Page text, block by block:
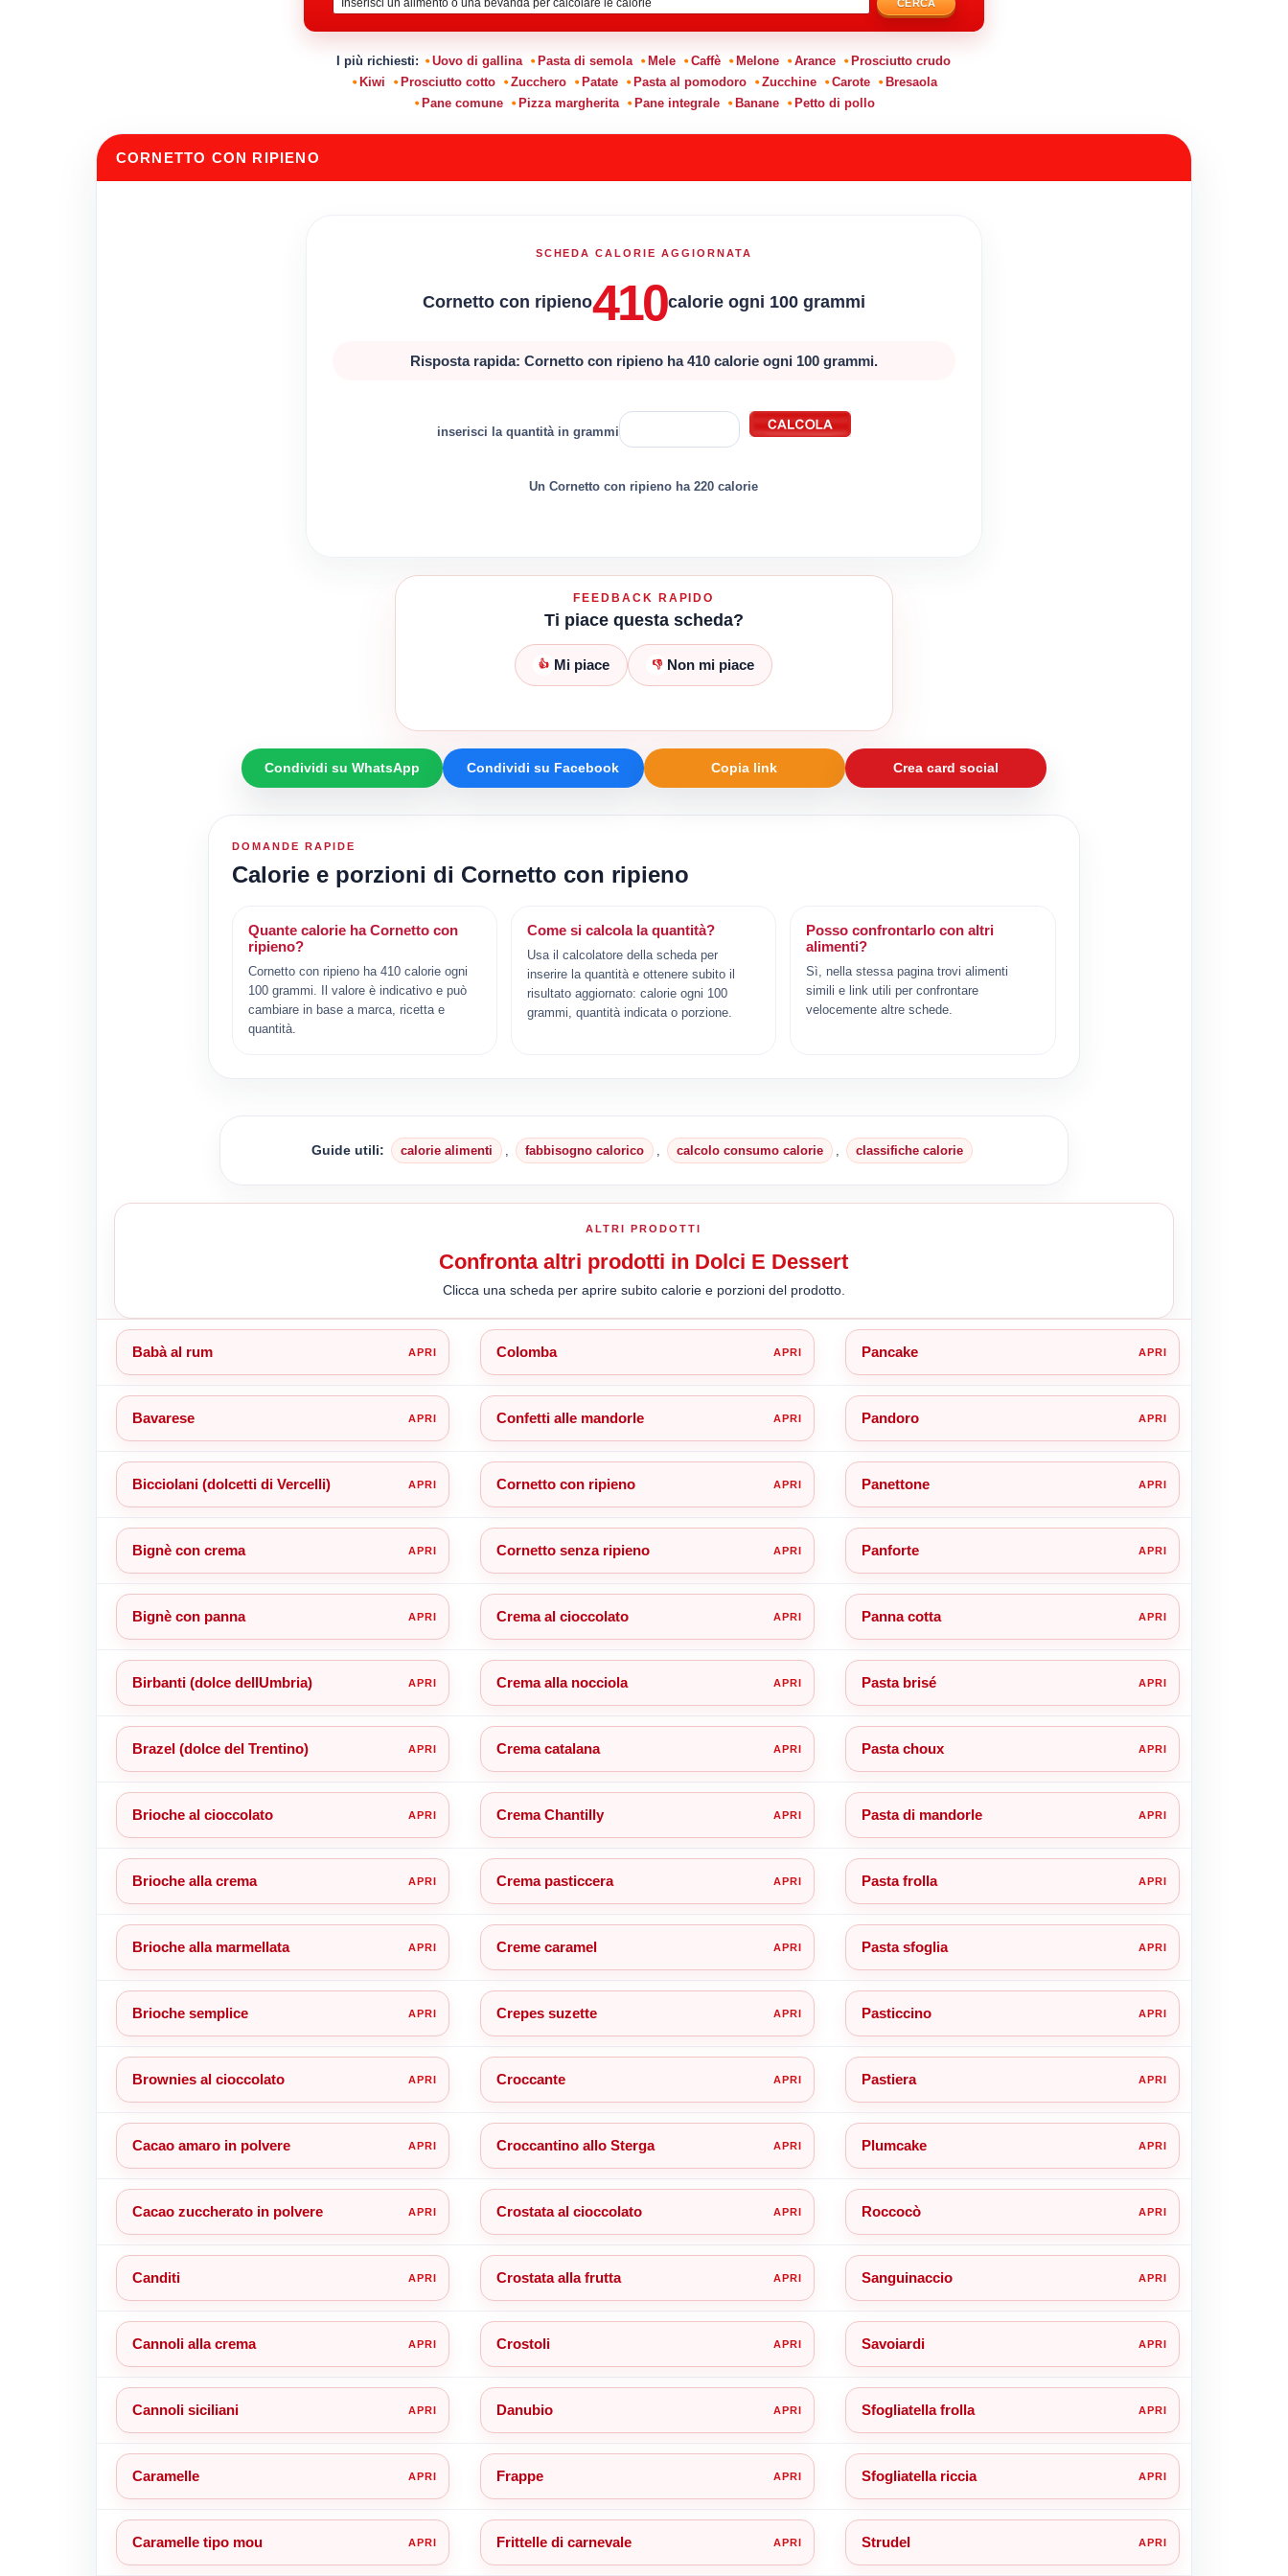
CERCA
I più richiesti: Uovo di gallina Pasta di semola Mele Caffè Melone Arance
Prosciutto crudo
Kiwi
Prosciutto cotto Zucchero Patate Pasta al pomodoro Zucchine Carote
Bresaola
Pane comune
Pizza margherita Pane integrale Banane Petto di pollo
CORNETTO CON RIPIENO
SCHEDA CALORIE AGGIORNATA
Cornetto con ripieno410calorie ogni 100 grammi
Risposta rapida: Cornetto con ripieno ha 410 calorie ogni 100 grammi.
inserisci la quantità in grammi
Un Cornetto con ripieno ha 220 calorie
FEEDBACK RAPIDO
Ti piace questa scheda?
👍 Mi piace 👎 Non mi piace
Condividi su WhatsApp Condividi su Facebook Copia link Crea card social
DOMANDE RAPIDE
Calorie e porzioni di Cornetto con ripieno
Quante calorie ha Cornetto con
ripieno?
Cornetto con ripieno ha 410 calorie ogni
100 grammi. Il valore è indicativo e può
cambiare in base a marca, ricetta e
quantità.
Come si calcola la quantità?
Usa il calcolatore della scheda per
inserire la quantità e ottenere subito il
risultato aggiornato: calorie ogni 100
grammi, quantità indicata o porzione.
Posso confrontarlo con altri
alimenti?
Sì, nella stessa pagina trovi alimenti
simili e link utili per confrontare
velocemente altre schede.
Guide utili: calorie alimenti fabbisogno calorico calcolo consumo calorie classifiche calorie
ALTRI PRODOTTI
Confronta altri prodotti in Dolci E Dessert
Clicca una scheda per aprire subito calorie e porzioni del prodotto.
Babà al rum Colomba Pancake
Bavarese Confetti alle mandorle Pandoro
Bicciolani (dolcetti di Vercelli) Cornetto con ripieno Panettone
Bignè con crema Cornetto senza ripieno Panforte
Bignè con panna Crema al cioccolato Panna cotta
Birbanti (dolce dellUmbria) Crema alla nocciola Pasta brisé
Brazel (dolce del Trentino) Crema catalana Pasta choux
Brioche al cioccolato Crema Chantilly Pasta di mandorle
Brioche alla crema Crema pasticcera Pasta frolla
Brioche alla marmellata Creme caramel Pasta sfoglia
Brioche semplice Crepes suzette Pasticcino
Brownies al cioccolato Croccante Pastiera
Cacao amaro in polvere Croccantino allo Sterga Plumcake
Cacao zuccherato in polvere Crostata al cioccolato Roccocò
Canditi Crostata alla frutta Sanguinaccio
Cannoli alla crema Crostoli Savoiardi
Cannoli siciliani Danubio Sfogliatella frolla
Caramelle Frappe Sfogliatella riccia
Caramelle tipo mou Frittelle di carnevale Strudel